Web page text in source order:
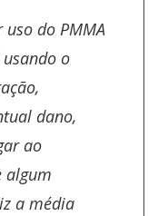
do PMMA
o
dano,
ao
algum
a média